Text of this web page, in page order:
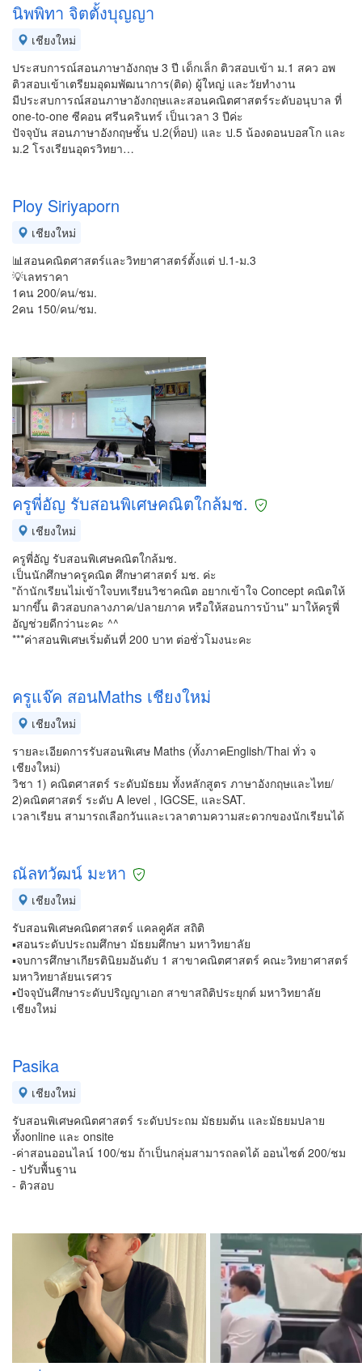
นิพพิทา จิตตั้งบุญญา
เชียงใหม่
ประสบการณ์สอนภาษาอังกฤษ 3 ปี เด็กเล็ก ติวสอบเข้า ม.1 สคว อพ
ติวสอบเข้าเตรียมอุดมพัฒนาการ(ติด) ผู้ใหญ่ และวัยทำงาน
มีประสบการณ์สอนภาษาอังกฤษและสอนคณิตศาสตร์ระดับอนุบาล ที่
one-to-one ซีคอน ศรีนครินทร์ เป็นเวลา 3 ปีค่ะ
ปัจจุบัน สอนภาษาอังกฤษชั้น ป.2(ท็อป) และ ป.5 น้องดอนบอสโก และ
ม.2 โรงเรียนอุดรวิทยา…
Ploy Siriyaporn
เชียงใหม่
📊สอนคณิตศาสตร์และวิทยาศาสตร์ตั้งแต่ ป.1-ม.3
💡เลทราคา
1คน 200/คน/ชม.
2คน 150/คน/ชม.
ครูพี่อัญ รับสอนพิเศษคณิตใกล้มช.
เชียงใหม่
ครูพี่อัญ รับสอนพิเศษคณิตใกล้มช.
เป็นนักศึกษาครูคณิต ศึกษาศาสตร์ มช. ค่ะ
"ถ้านักเรียนไม่เข้าใจบทเรียนวิชาคณิต อยากเข้าใจ Concept คณิตให้
มากขึ้น ติวสอบกลางภาค/ปลายภาค หรือให้สอนการบ้าน" มาให้ครูพี่
อัญช่วยดีกว่านะคะ ^^
***ค่าสอนพิเศษเริ่มต้นที่ 200 บาท ต่อชั่วโมงนะคะ
ครูแจ๊ค สอนMaths เชียงใหม่
เชียงใหม่
รายละเอียดการรับสอนพิเศษ Maths (ทั้งภาคEnglish/Thai ทั่ว จ
เชียงใหม่)
วิชา 1) คณิตศาสตร์ ระดับมัธยม ทั้งหลักสูตร ภาษาอังกฤษและไทย/
2)คณิตศาสตร์ ระดับ A level , IGCSE, และSAT.
เวลาเรียน สามารถเลือกวันและเวลาตามความสะดวกของนักเรียนได้
ณัลทวัฒน์ มะหา
เชียงใหม่
รับสอนพิเศษคณิตศาสตร์ แคลคูคัส สถิติ
▪️สอนระดับประถมศึกษา มัธยมศึกษา มหาวิทยาลัย
▪️จบการศึกษาเกียรตินิยมอันดับ 1 สาขาคณิตศาสตร์ คณะวิทยาศาสตร์
มหาวิทยาลัยนเรศวร
▪️ปัจจุบันศึกษาระดับปริญญาเอก สาขาสถิติประยุกต์ มหาวิทยาลัย
เชียงใหม่
Pasika
เชียงใหม่
รับสอนพิเศษคณิตศาสตร์ ระดับประถม มัธยมต้น และมัธยมปลาย
ทั้งonline และ onsite
-ค่าสอนออนไลน์ 100/ชม ถ้าเป็นกลุ่มสามารถลดได้ ออนไซต์ 200/ชม
- ปรับพื้นฐาน
- ติวสอบ